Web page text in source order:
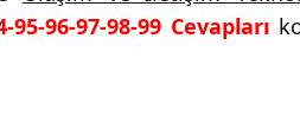
96-97-98-99 Cevapları